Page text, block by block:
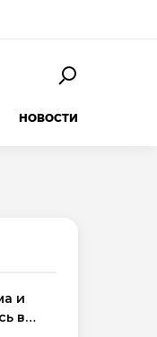
НОВОСТИ
и
в